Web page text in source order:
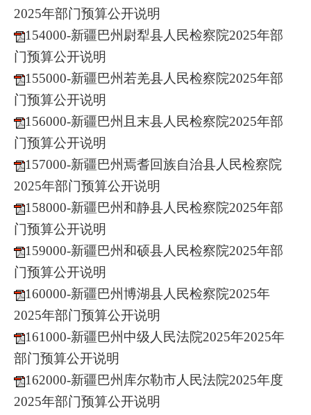
2025年部门预算公开说明
154000-新疆巴州尉犁县人民检察院2025年部
门预算公开说明
155000-新疆巴州若羌县人民检察院2025年部
门预算公开说明
156000-新疆巴州且末县人民检察院2025年部
门预算公开说明
157000-新疆巴州焉耆回族自治县人民检察院
2025年部门预算公开说明
158000-新疆巴州和静县人民检察院2025年部
门预算公开说明
159000-新疆巴州和硕县人民检察院2025年部
门预算公开说明
160000-新疆巴州博湖县人民检察院2025年
2025年部门预算公开说明
161000-新疆巴州中级人民法院2025年2025年
部门预算公开说明
162000-新疆巴州库尔勒市人民法院2025年度
2025年部门预算公开说明